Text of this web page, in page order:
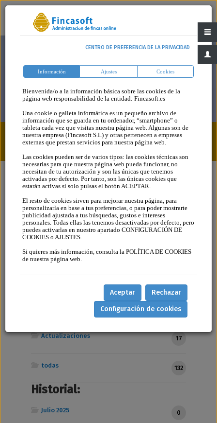
Blog Categoria
Categorias
13
Guías
91
Actualizaciones 17
todas 132
Historial:
Julio 2025 0
CENTRO DE PREFERENCIA DE LA PRIVACIDAD
Información Ajustes Cookies
Bienvenida/o a la información básica sobre las cookies de la
página web responsabilidad de la entidad: Fincasoft.es
Una cookie o galleta informática es un pequeño archivo de
información que se guarda en tu ordenador, “smartphone” o
tableta cada vez que visitas nuestra página web. Algunas son de
nuestra empresa (Fincasoft S.L) y otras pertenecen a empresas
externas que prestan servicios para nuestra página web.
Las cookies pueden ser de varios tipos: las cookies técnicas son
necesarias para que nuestra página web pueda funcionar, no
necesitan de tu autorización y son las únicas que tenemos
activadas por defecto. Por tanto, son las únicas cookies que
estarán activas si solo pulsas el botón ACEPTAR.
El resto de cookies sirven para mejorar nuestra página, para
personalizarla en base a tus preferencias, o para poder mostrarte
publicidad ajustada a tus búsquedas, gustos e intereses
personales. Todas ellas las tenemos desactivadas por defecto, pero
puedes activarlas en nuestro apartado CONFIGURACIÓN DE
COOKIES o AJUSTES.
Si quieres más información, consulta la POLÍTICA DE COOKIES
de nuestra página web.
Aceptar
Rechazar
Configuración de cookies